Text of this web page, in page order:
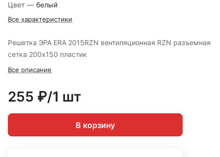
Цвет — белый
Все характеристики
Решетка ЭРА ERA 2015RZN вентиляционная RZN разъемная
сетка 200х150 пластик
Все описание
255 ₽/1 шт
В корзину